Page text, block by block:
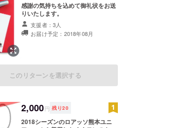
感謝の気持ちを込めて御礼状をお送
りいたします。
支援者：3人
お届け予定：2018年08月
このリターンを選択する
2,000円 残り20
2018シーズンのロアッソ熊本ユニ